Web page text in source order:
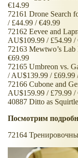
€14.99
72161 Drone Search
/ £44.99 / €49.99
72162 Eevee and
AU$109.99 / £54.99 /
72163 Mewtwo’s
€69.99
72165 Umbreon vs.
/ AU$139.99 / £69.99
72166 Cubone and
AU$159.99 / £79.99 /
40887 Ditto as
Посмотрим
72164